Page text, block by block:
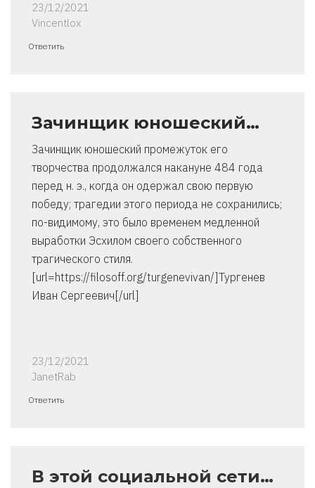
23/12/2021
Vincentlox
Ответить
Зачинщик юношеский…
Зачинщик юношеский промежуток его
творчества продолжался накануне 484 года
перед н. э., когда он одержал свою первую
победу; трагедии этого периода не сохранились;
по-видимому, это было временем медленной
выработки Эсхилом своего собственного
трагического стиля.
[url=https://filosoff.org/turgenevivan/]Тургенев
Иван Сергеевич[/url]
23/12/2021
JanetRab
Ответить
В этой социальной сети…